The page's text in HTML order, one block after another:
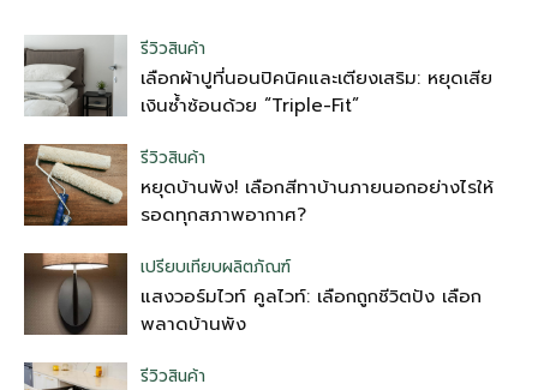
รีวิวสินค้า
เลือกผ้าปูที่นอนปิคนิคและเตียงเสริม: หยุดเสีย
เงินซ้ำซ้อนด้วย “Triple-Fit”
รีวิวสินค้า
หยุดบ้านพัง! เลือกสีทาบ้านภายนอกอย่างไรให้
รอดทุกสภาพอากาศ?
เปรียบเทียบผลิตภัณฑ์
แสงวอร์มไวท์ คูลไวท์: เลือกถูกชีวิตปัง เลือก
พลาดบ้านพัง
รีวิวสินค้า